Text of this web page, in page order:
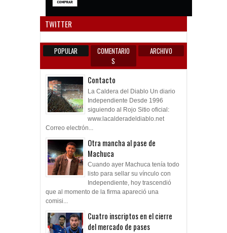
TWITTER
POPULAR
COMENTARIO
S
ARCHIVO
Contacto
La Caldera del Diablo Un diario
Independiente Desde 1996
siguiendo al Rojo Sitio oficial:
www.lacalderadeldiablo.net
Correo electrón...
Otra mancha al pase de
Machuca
Cuando ayer Machuca tenía todo
listo para sellar su vínculo con
Independiente, hoy trascendió
que al momento de la firma apareció una
comisi...
Cuatro inscriptos en el cierre
del mercado de pases